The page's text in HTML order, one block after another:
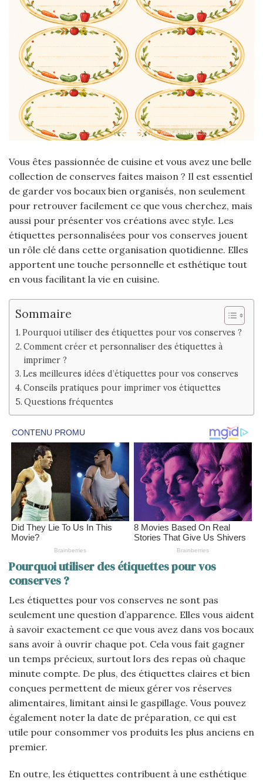
Vous êtes passionnée de cuisine et vous avez une belle
collection de conserves faites maison ? Il est essentiel
de garder vos bocaux bien organisés, non seulement
pour retrouver facilement ce que vous cherchez, mais
aussi pour présenter vos créations avec style. Les
étiquettes personnalisées pour vos conserves jouent
un rôle clé dans cette organisation quotidienne. Elles
apportent une touche personnelle et esthétique tout
en vous facilitant la vie en cuisine.
Sommaire
Pourquoi utiliser des étiquettes pour vos conserves ?
Comment créer et personnaliser des étiquettes à
imprimer ?
Les meilleures idées d’étiquettes pour vos conserves
Conseils pratiques pour imprimer vos étiquettes
Questions fréquentes
Pourquoi utiliser des étiquettes pour vos
conserves ?
Les étiquettes pour vos conserves ne sont pas
seulement une question d’apparence. Elles vous aident
à savoir exactement ce que vous avez dans vos bocaux
sans avoir à ouvrir chaque pot. Cela vous fait gagner
un temps précieux, surtout lors des repas où chaque
minute compte. De plus, des étiquettes claires et bien
conçues permettent de mieux gérer vos réserves
alimentaires, limitant ainsi le gaspillage. Vous pouvez
également noter la date de préparation, ce qui est
utile pour consommer vos produits les plus anciens en
premier.
En outre, les étiquettes contribuent à une esthétique